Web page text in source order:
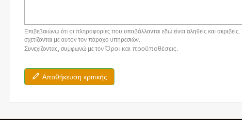
Επιβεβαιώνω ότι οι πληροφορίες που υποβάλλονται εδώ είναι αληθείς και
σχετίζονται με αυτόν τον πάροχο υπηρεσιών.
Συνεχίζοντας, συμφωνώ με τονΌροι και προϋποθέσεις.
Αποθήκευση κριτικής